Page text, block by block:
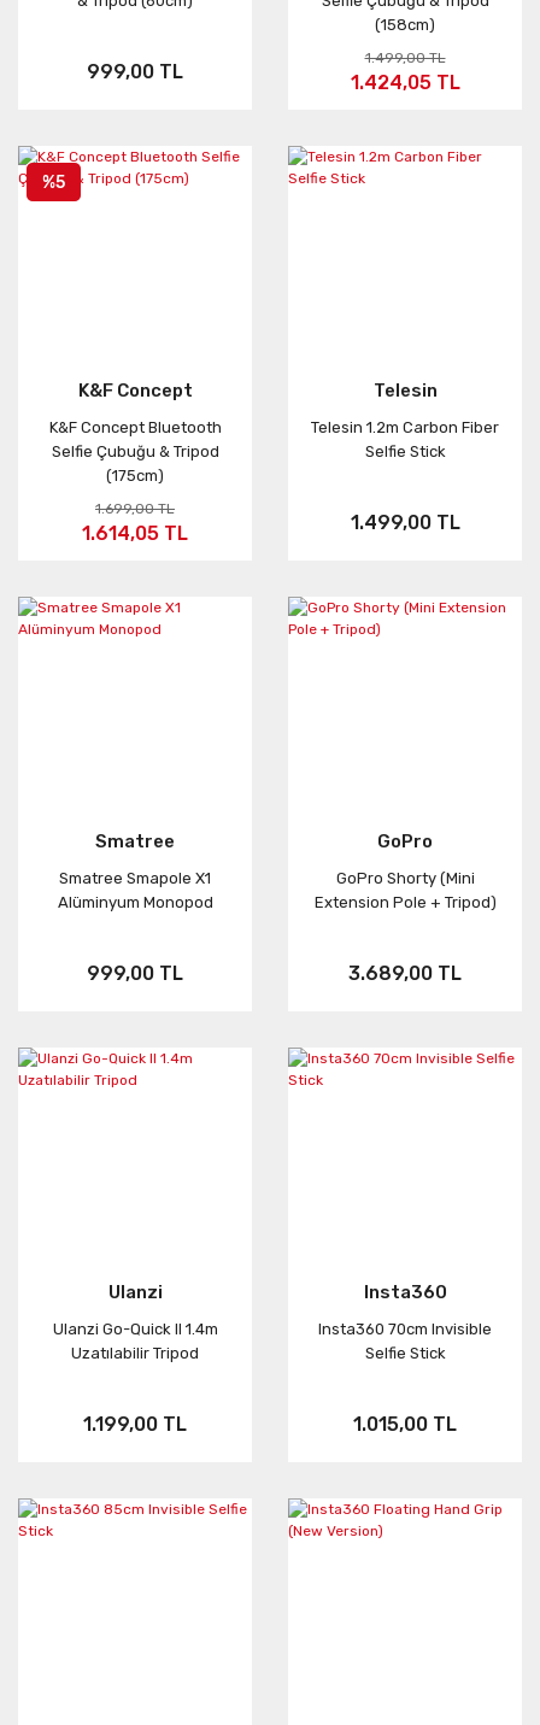
999,00 TL
(158cm)
1.499,00 TL
1.424,05 TL
%5
K&F Concept
K&F Concept Bluetooth
Selfie Çubuğu & Tripod
(175cm)
1.699,00 TL
1.614,05 TL
Telesin
Telesin 1.2m Carbon Fiber
Selfie Stick
1.499,00 TL
Smatree
Smatree Smapole X1
Alüminyum Monopod
999,00 TL
GoPro
GoPro Shorty (Mini
Extension Pole + Tripod)
3.689,00 TL
Ulanzi
Ulanzi Go-Quick II 1.4m
Uzatılabilir Tripod
1.199,00 TL
Insta360
Insta360 70cm Invisible
Selfie Stick
1.015,00 TL